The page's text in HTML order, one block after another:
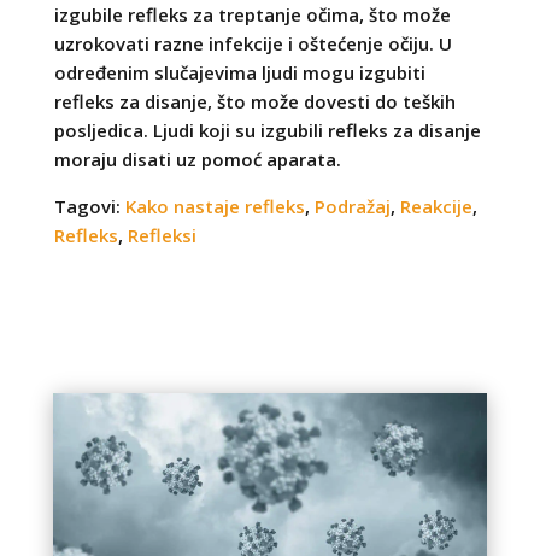
izgubile refleks za treptanje očima, što može
uzrokovati razne infekcije i oštećenje očiju. U
određenim slučajevima ljudi mogu izgubiti
refleks za disanje, što može dovesti do teških
posljedica. Ljudi koji su izgubili refleks za disanje
moraju disati uz pomoć aparata.
Tagovi: Kako nastaje refleks, Podražaj, Reakcije,
Refleks, Refleksi